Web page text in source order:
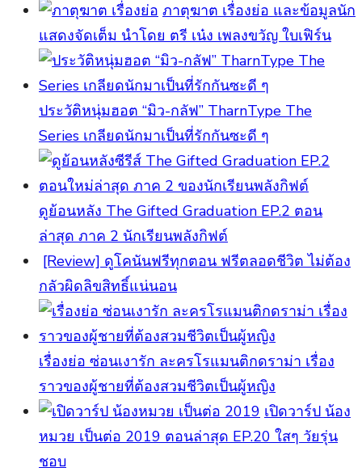
ภาตุฆาต เรื่องย่อ และข้อมูลนัก
แสดงจัดเต็ม นำโดย ตรี เน๋ง เพลงขวัญ ใบเฟิร์น
ประวัติหนุ่มฮอต “มิว-กลัฟ” TharnType The
Series เกลียดนักมาเป็นที่รักกันซะดี ๆ
ดูย้อนหลัง The Gifted Graduation EP.2 ตอน
ล่าสุด ภาค 2 นักเรียนพลังกิฟต์
[Review] ดูโคนันฟรีทุกตอน ฟรีตลอดชีวิต ไม่ต้อง
กลัวผิดลิขสิทธิ์แน่นอน
เรื่องย่อ ซ่อนเงารัก ละครโรแมนติกดราม่า เรื่อง
ราวของผู้ชายที่ต้องสวมชีวิตเป็นผู้หญิง
เปิดวาร์ป น้อง
หมวย เป็นต่อ 2019 ตอนล่าสุด EP.20 ใสๆ วัยรุ่น
ชอบ